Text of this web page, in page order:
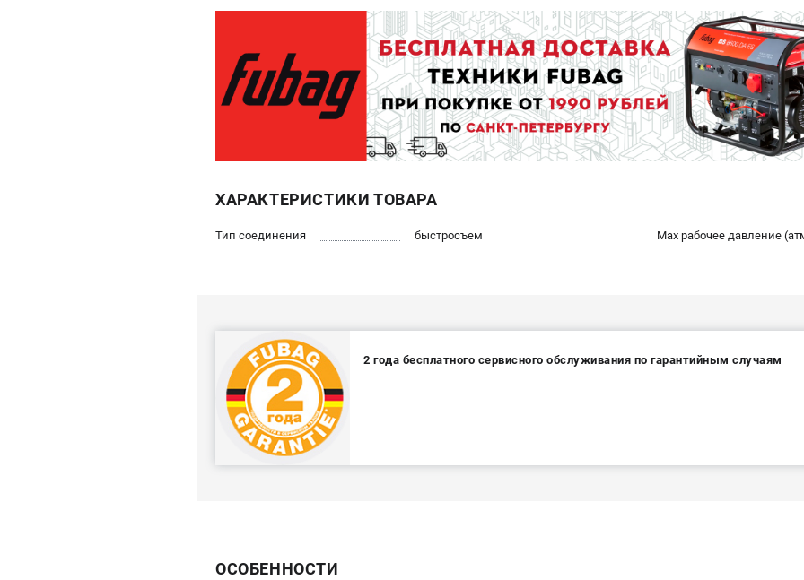
ХАРАКТЕРИСТИКИ ТОВАРА
Тип соединения быстросъем Max рабочее давление
2 года бесплатного сервисного обслуживания по гарантийным случаям
ОСОБЕННОСТИ